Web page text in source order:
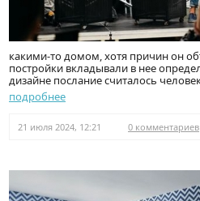
какими-то домом, хотя причин он
постройки вкладывали в нее
дизайне послание считалось
подробнее
21 июля 2024, 12:21 0 комментариев